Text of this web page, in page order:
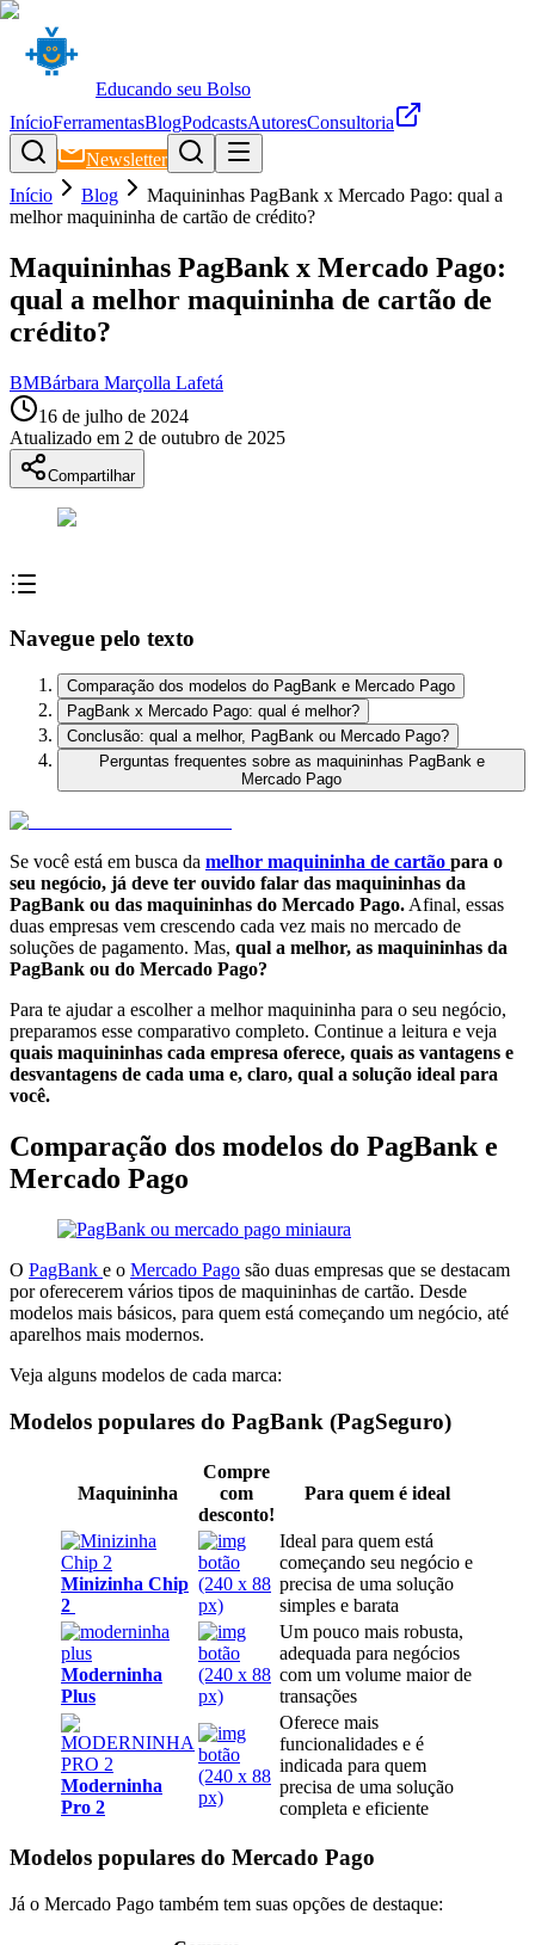
Educando seu Bolso
InícioFerramentasBlogPodcastsAutoresConsultoria
Newsletter
Início
Blog
Maquininhas PagBank x Mercado Pago: qual a
melhor maquininha de cartão de crédito?
Maquininhas PagBank x Mercado Pago:
qual a melhor maquininha de cartão de
crédito?
BMBárbara Marçolla Lafetá
16 de julho de 2024
Atualizado em 2 de outubro de 2025
Compartilhar
Navegue pelo texto
Comparação dos modelos do PagBank e Mercado Pago
PagBank x Mercado Pago: qual é melhor?
Conclusão: qual a melhor, PagBank ou Mercado Pago?
Perguntas frequentes sobre as maquininhas PagBank e
Mercado Pago
Se você está em busca da melhor maquininha de cartão para o
seu negócio, já deve ter ouvido falar das maquininhas da
PagBank ou das maquininhas do Mercado Pago. Afinal, essas
duas empresas vem crescendo cada vez mais no mercado de
soluções de pagamento. Mas, qual a melhor, as maquininhas da
PagBank ou do Mercado Pago?
Para te ajudar a escolher a melhor maquininha para o seu negócio,
preparamos esse comparativo completo. Continue a leitura e veja
quais maquininhas cada empresa oferece, quais as vantagens e
desvantagens de cada uma e, claro, qual a solução ideal para
você.
Comparação dos modelos do PagBank e
Mercado Pago
O PagBank e o Mercado Pago são duas empresas que se destacam
por oferecerem vários tipos de maquininhas de cartão. Desde
modelos mais básicos, para quem está começando um negócio, até
aparelhos mais modernos.
Veja alguns modelos de cada marca:
Modelos populares do PagBank (PagSeguro)
Maquininha
Compre
com
desconto!
Para quem é ideal
Minizinha Chip
2
Ideal para quem está
começando seu negócio e
precisa de uma solução
simples e barata
Moderninha
Plus
Um pouco mais robusta,
adequada para negócios
com um volume maior de
transações
Moderninha
Pro 2
Oferece mais
funcionalidades e é
indicada para quem
precisa de uma solução
completa e eficiente
Modelos populares do Mercado Pago
Já o Mercado Pago também tem suas opções de destaque: